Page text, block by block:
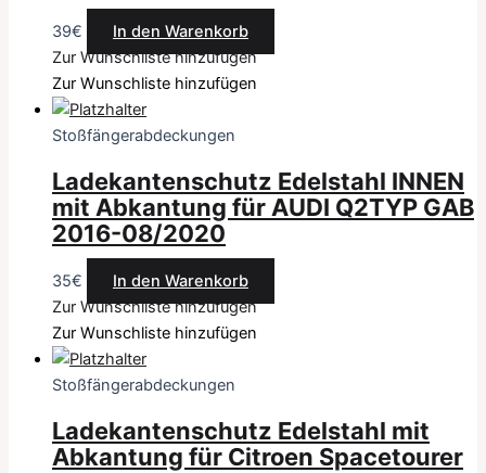
39€
In den Warenkorb
Zur Wunschliste hinzufügen
Zur Wunschliste hinzufügen
Stoßfängerabdeckungen
Ladekantenschutz Edelstahl INNEN
mit Abkantung für AUDI Q2TYP GAB
2016-08/2020
35€
In den Warenkorb
Zur Wunschliste hinzufügen
Zur Wunschliste hinzufügen
Stoßfängerabdeckungen
Ladekantenschutz Edelstahl mit
Abkantung für Citroen Spacetourer